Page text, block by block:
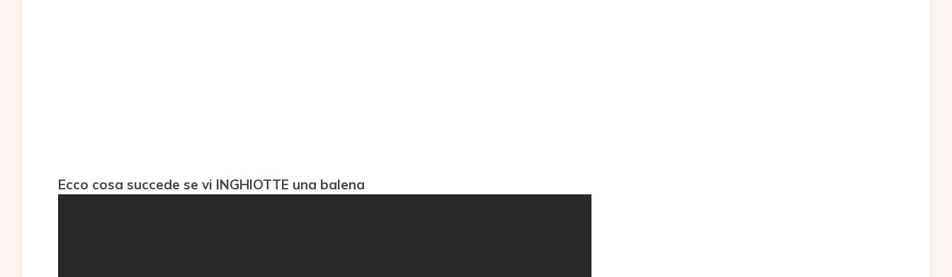
Ecco cosa succede se vi INGHIOTTE una balena